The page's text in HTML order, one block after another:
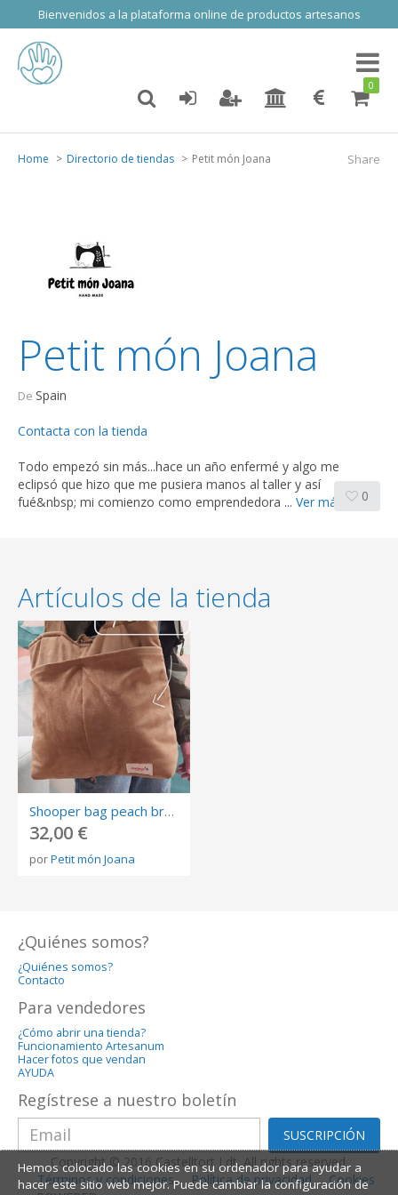
Bienvenidos a la plataforma online de productos artesanos
Toggle
0
Share
Home Directorio de tiendas Petit món Joana
Petit món Joana
De Spain
Contacta con la tienda
Todo empezó sin más...hace un año enfermé y algo me
eclipsó que hizo que me pusiera manos al taller y así
fué&nbsp; mi comienzo como emprendedora ... Ver más 0
Artículos de la tienda
Shooper bag peach brown
32,00 €
porPetit món Joana
¿Quiénes somos?
¿Quiénes somos?
Contacto
Para vendedores
¿Cómo abrir una tienda?
Funcionamiento Artesanum
Hacer fotos que vendan
AYUDA
Regístrese a nuestro boletín
SUSCRIPCIÓN
Copyright © 2016 Castelltort Ldt. All rights reserved.
Términos y condiciones
Política de privacidad
Cookies
Hemos colocado las cookies en su ordenador para ayudar a
hacer este sitio web mejor. Puede cambiar la configuración de